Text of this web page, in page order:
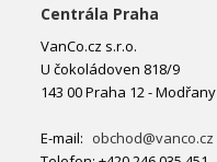
Centrála Praha
VanCo.cz s.r.o.
U čokoládoven 818/9
143 00 Praha 12 - Modřany
E-mail: obchod@vanco.cz